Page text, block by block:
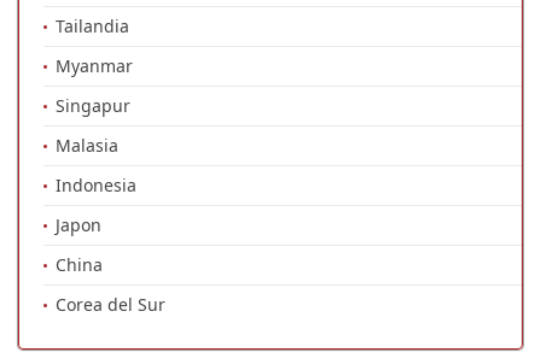
Tailandia
Myanmar
Singapur
Malasia
Indonesia
Japon
China
Corea del Sur